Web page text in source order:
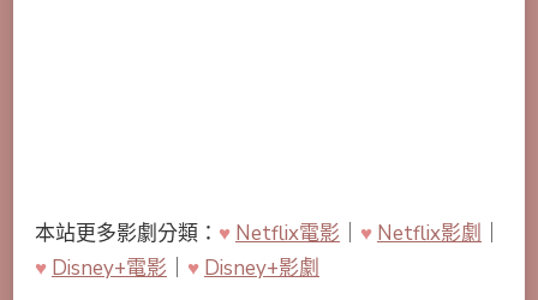
本站更多影劇分類： ♥ Netflix電影 ♥ Netflix影劇
♥ Disney+電影 ♥ Disney+影劇